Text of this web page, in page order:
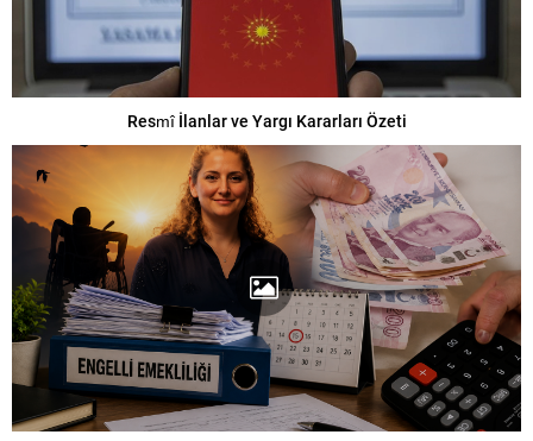
Resmî İlanlar ve Yargı Kararları Özeti